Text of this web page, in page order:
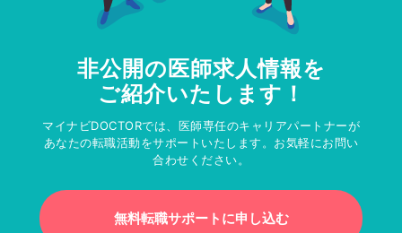
非公開の医師求人情報を
ご紹介いたします！
マイナビDOCTORでは、医師専任のキャリアパートナーが
あなたの転職活動をサポートいたします。お気軽にお問い
合わせください。
無料転職サポートに申し込む